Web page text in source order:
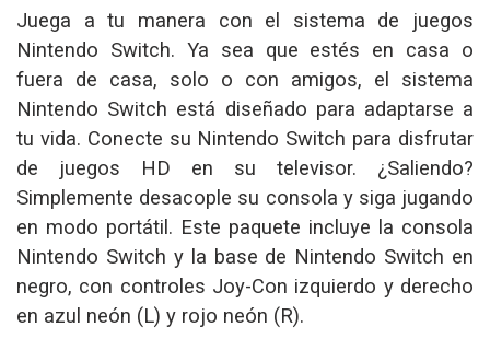
Juega a tu manera con el sistema de juegos
Nintendo Switch. Ya sea que estés en casa o
fuera de casa, solo o con amigos, el sistema
Nintendo Switch está diseñado para adaptarse a
tu vida. Conecte su Nintendo Switch para disfrutar
de juegos HD en su televisor. ¿Saliendo?
Simplemente desacople su consola y siga jugando
en modo portátil. Este paquete incluye la consola
Nintendo Switch y la base de Nintendo Switch en
negro, con controles Joy-Con izquierdo y derecho
en azul neón (L) y rojo neón (R).